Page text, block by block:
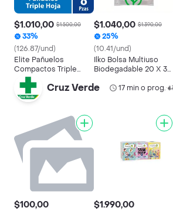
$1.010,00 $1.500,00
33%
(126.87/und)
Elite Pañuelos
Compactos Triple
Hoja x 6 Unidades
$1.040,00 $1.390,00
25%
(10.41/und)
Ilko Bolsa Multiuso
Biodegadable 20 X 30
Cruz Verde 17 min o prog.•
$100,00 $1.990,00